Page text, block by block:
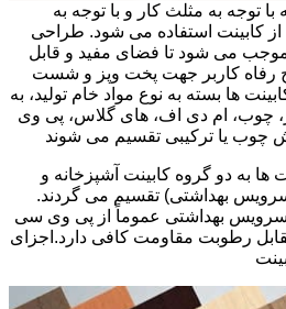
توجه به مثلث کار و با توجه به
کابینت استفاده می شود. طراحی
موجب می شود تا فضای مفید و قابل
رفاه کاربر جهت پخت وپز و شست
ها بسته به نوع مواد خام تولید، به
چوب، ام دی اف، های گلاس، پی وی
چوب یا ترکیبی تقسیم می شوند
ها به دو گروه کابینت آشپزخانه و
بهداشتی) تقسیم می گردند.
سرویس بهداشتی عموماً از پی وی سی
رطوبت مقاومت کافی دارد.اجزای